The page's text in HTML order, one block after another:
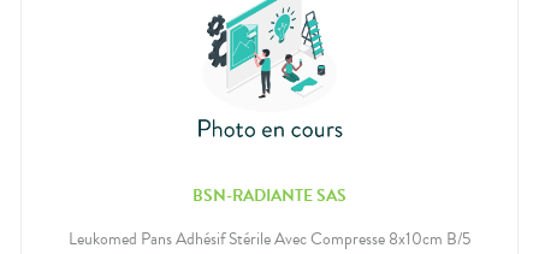
BSN-RADIANTE SAS
Leukomed Pans Adhésif Stérile Avec Compresse 8x10cm B/5